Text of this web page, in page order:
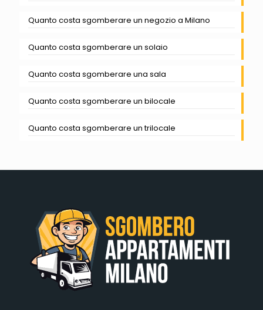
Quanto costa sgomberare un negozio a Milano
Quanto costa sgomberare un solaio
Quanto costa sgomberare una sala
Quanto costa sgomberare un bilocale
Quanto costa sgomberare un trilocale